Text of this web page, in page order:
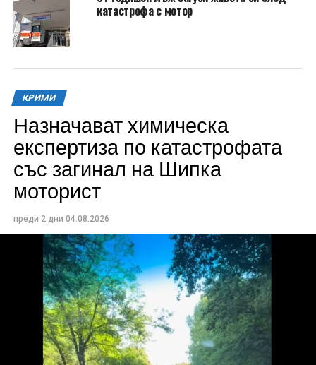
катастрофа с мотор
КРИМИ
Назначават химическа
експертиза по катастрофата
със загинал на Шипка
моторист
преди 2 дни 04.08.2026